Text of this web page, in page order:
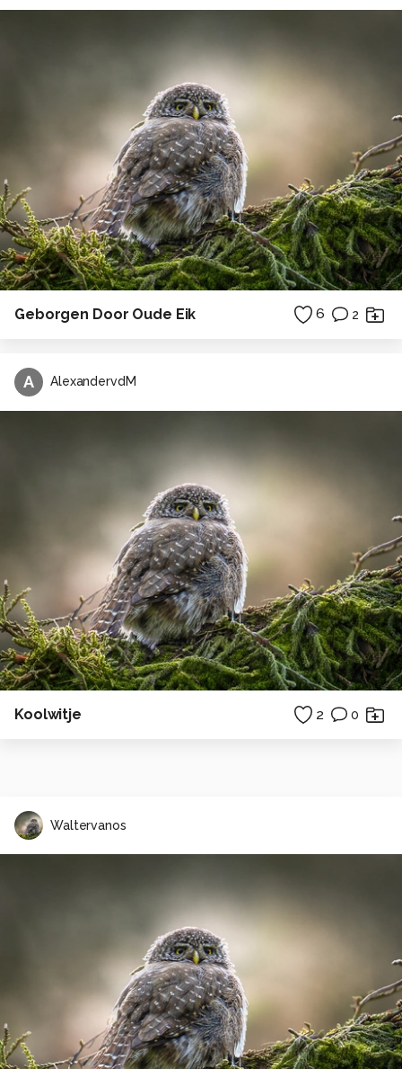
Geborgen Door Oude Eik 6 2
A AlexandervdM
Koolwitje 2 0
Waltervanos